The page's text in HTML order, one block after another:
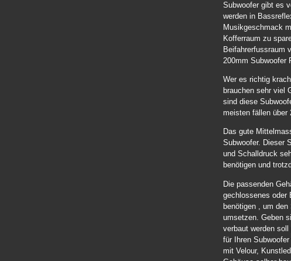
Subwoofer gibt es
werden in
Musikgeschmack
Kofferraum zu
Beifahrerfussraum
200mm Subwoofer
Wer es richtig
brauchen sehr viel
sind diese
meisten fällen über
Das gute
Subwoofer. Dieser
und Schalldruck
benötigen und
Die passenden
gechlossenes oder
benötigen , um den
umsetzen. Geben
verbaut werden
für Ihren
mit Velour,